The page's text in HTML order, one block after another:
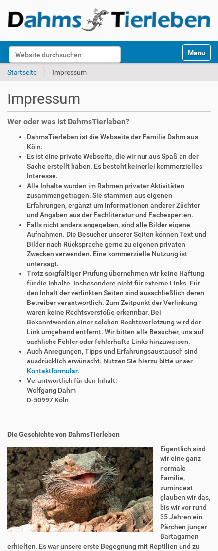
Website durchsuchen
k
Toggle
Startseite Impressum
Impressum
Wer oder was ist DahmsTierleben?
DahmsTierleben ist die Webseite der Familie Dahm aus
Köln.
Es ist eine private Webseite, die wir nur aus Spaß an der
Sache erstellt haben. Es besteht keinerlei kommerzielles
Interesse.
Alle Inhalte wurden im Rahmen privater Aktivitäten
zusammengetragen. Sie stammen aus eigenen
Erfahrungen, ergänzt um Informationen anderer Züchter
und Angaben aus der Fachliteratur und Fachexperten.
Falls nicht anders angegeben, sind alle Bilder eigene
Aufnahmen. Die Besucher unserer Seiten können Text und
Bilder nach Rücksprache gerne zu eigenen privaten
Zwecken verwenden. Eine kommerzielle Nutzung ist
untersagt.
Trotz sorgfältiger Prüfung übernehmen wir keine Haftung
für die Inhalte. Insbesondere nicht für externe Links. Für
den Inhalt der verlinkten Seiten sind ausschließlich deren
Betreiber verantwortlich. Zum Zeitpunkt der Verlinkung
waren keine Rechtsverstöße erkennbar. Bei
Bekanntwerden einer solchen Rechtsverletzung wird der
Link umgehend entfernt. Wir bitten alle Besucher, uns auf
sachliche Fehler oder fehlerhafte Links hinzuweisen.
Auch Anregungen, Tipps und Erfahrungsaustausch sind
ausdrücklich erwünscht. Nutzen Sie hierzu bitte unser
Kontaktformular.
Verantwortlich für den Inhalt:
Wolfgang Dahm
D-50997 Köln
Die Geschichte von DahmsTierleben
Eigentlich sind
wir eine ganz
normale
Familie,
zumindest
glauben wir das,
bis wir vor rund
35 Jahren ein
Pärchen junger
Bartagamen
erhielten. Es war unsere erste Begegnung mit Reptilien und zu